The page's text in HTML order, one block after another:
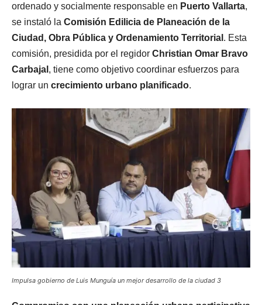
ordenado y socialmente responsable en Puerto Vallarta,
se instaló la Comisión Edilicia de Planeación de la
Ciudad, Obra Pública y Ordenamiento Territorial . Esta
comisión, presidida por el regidor Christian Omar Bravo
Carbajal , tiene como objetivo coordinar esfuerzos para
lograr un crecimiento urbano planificado.
Impulsa gobierno de Luis Munguía un mejor desarrollo de la ciudad 3